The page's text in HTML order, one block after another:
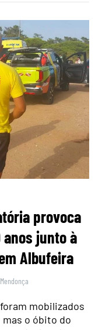
provoca
anos junto à
Albufeira
mobilizados
mas o óbito do